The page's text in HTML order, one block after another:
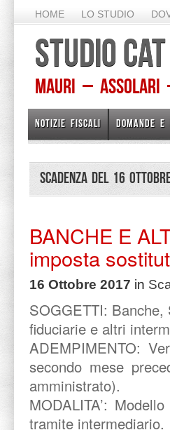
HOME LO STUDIO
STUDIO
Mauri – Assolari –
NOTIZIE FISCALI DOMANDE E
Scadenza del 16
BANCHE E
imposta
16 Ottobre 2017 in
SOGGETTI:
fiduciarie e altri
ADEMPIMENTO:
secondo mese
amministrato).
MODALITA’:
tramite intermediario.